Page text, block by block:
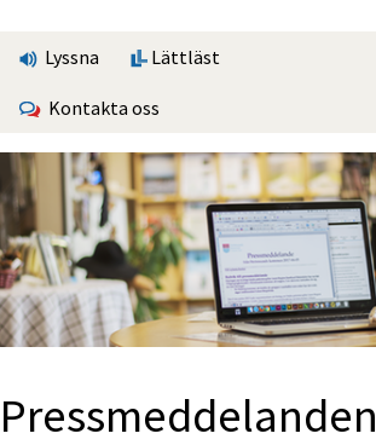
Lyssna Lättläst
Kontakta oss
Press­med­delan­den